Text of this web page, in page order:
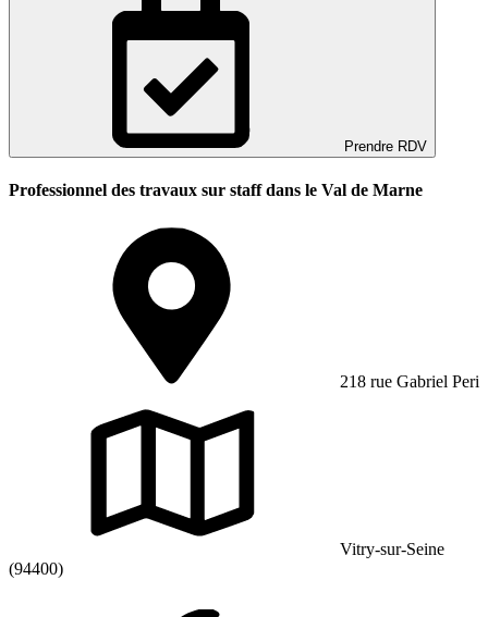
Prendre RDV
Professionnel des travaux sur staff dans le Val de Marne
218 rue Gabriel Peri
Vitry-sur-Seine
(94400)